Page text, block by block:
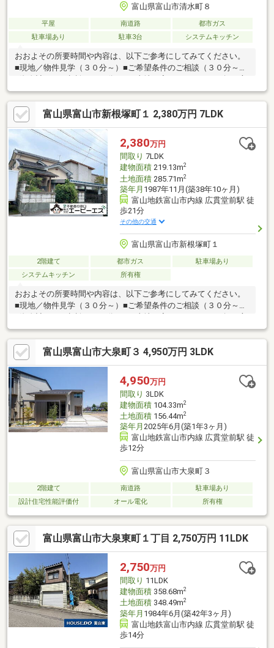
富山県富山市清水町８
平屋 南道路
都市ガス
駐車場あり
駐車3台 システムキッチン
おおよその所要時間や内容は、以下ご参考にしてみてください。
■現地／物件見学（３０分～）■ご希望条件のご相談（３０分～）
のご相談（３０分～）■会社の強みのご紹介（３０分～）■持家を
お持ちの方のお住み替えのご相談（３０分～）マイホーム購入は
人生の大切なご決断です。気になる点は何でもお気軽にご相談く
ださい。当社スタッフが、ご納得頂けるまでご相談をお受けいた
します。【0120-011-768】へお電話いただくか、【オレンジ色資
料請求（無料）ボタン】【赤色見学予約をする（無料）ボタン】
よりお問い合わせください。
富山県富山市新根塚町１ 2,380万円 7LDK
2,380万円
間取り 7LDK
建物面積219.13m2
土地面積285.71m2
築年月 1987年11月(築38年10ヶ月)
富山地鉄富山市内線 広貫堂前駅 徒
歩21分
その他の交通
富山県富山市新根塚町１
2階建て 都市ガス
駐車場あり
システムキッチン
所有権
おおよその所要時間や内容は、以下ご参考にしてみてください。
■現地／物件見学（３０分～）■ご希望条件のご相談（３０分～）
のご相談（３０分～）■会社の強みのご紹介（３０分～）■持家を
お持ちの方のお住み替えのご相談（３０分～）マイホーム購入は
人生の大切なご決断です。気になる点は何でもお気軽にご相談く
ださい。当社スタッフが、ご納得頂けるまでご相談をお受けいた
します。【0120-011-768】へお電話いただくか、【オレンジ色資
料請求（無料）ボタン】【赤色見学予約をする（無料）ボタン】
よりお問い合わせください。
富山県富山市大泉町３ 4,950万円 3LDK
4,950万円
間取り 3LDK
建物面積104.33m2
土地面積156.44m2
築年月 2025年6月(築1年3ヶ月)
富山地鉄富山市内線 広貫堂前駅 徒
歩12分
富山県富山市大泉町３
2階建て 南道路
駐車場あり
設計住宅性能評価付
オール電化 所有権
富山県富山市大泉東町１丁目 2,750万円 11LDK
2,750万円
間取り 11LDK
建物面積358.68m2
土地面積348.49m2
築年月 1984年6月(築42年3ヶ月)
富山地鉄富山市内線 広貫堂前駅 徒
歩14分